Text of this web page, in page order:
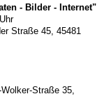
- Bilder - Internet"
Straße 45, 45481
Straße 35,